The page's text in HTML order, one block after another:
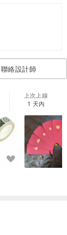
聯絡設計師
上次上線
1 天內